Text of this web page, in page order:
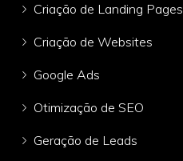
Criação de Landing Pages
Criação de Websites
Google Ads
Otimização de SEO
Geração de Leads